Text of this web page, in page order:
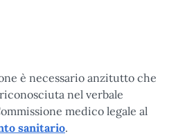
è necessario anzitutto che
nel verbale
medico legale al
sanitario.